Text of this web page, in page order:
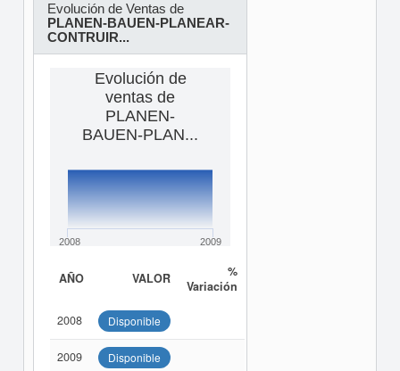
Evolución de Ventas de
PLANEN-BAUEN-PLANEAR-
CONTRUIR...
Evolución de
ventas de
PLANEN-
BAUEN-PLAN...
2008 2009
AÑO VALOR
%
Variación
2008 Disponible
2009 Disponible